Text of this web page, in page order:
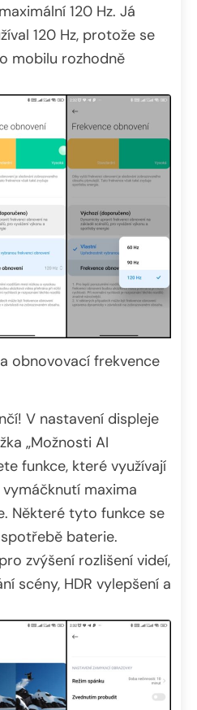
120 Hz. Já
120 Hz, protože se
mobilu rozhodně
obnovovací frekvence
V nastavení displeje
„Možnosti AI
funkce, které využívají
maxima
Některé tyto funkce se
baterie.
zvýšení rozlišení videí,
scény, HDR vylepšení a